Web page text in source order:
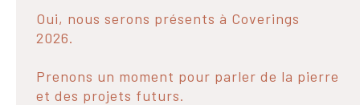
Oui, nous serons présents à Coverings
2026.
Prenons un moment pour parler de la pierre
et des projets futurs.